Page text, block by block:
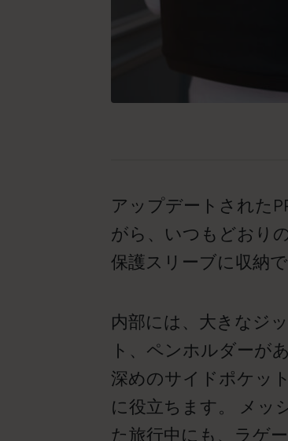
アップデートされた
がら、いつもどおり
保護スリーブに収納
内部には、大きなジ
ト、ペンホルダーが
深めのサイドポケッ
に役立ちます。 メッ
た旅行中にも、ラゲ